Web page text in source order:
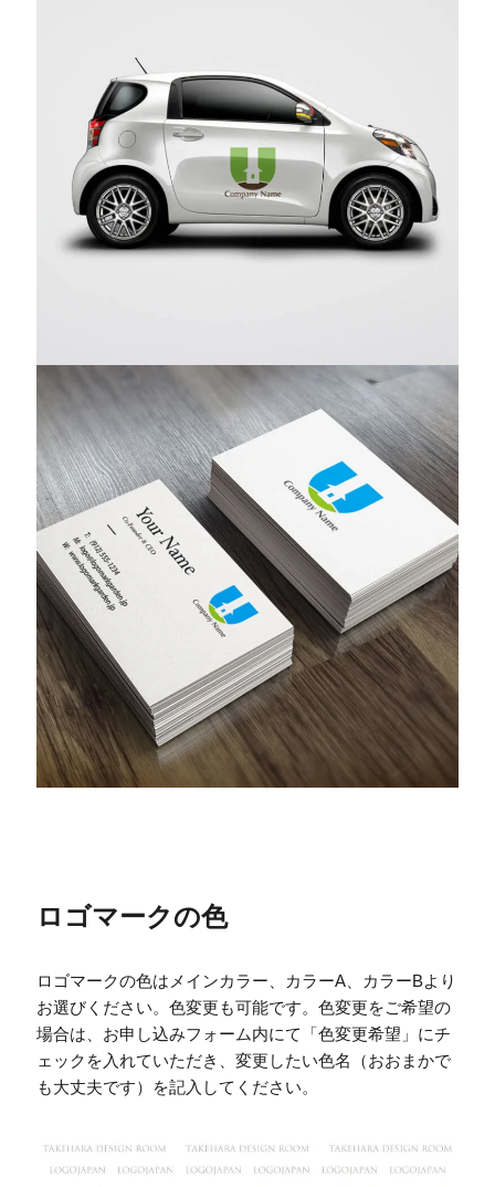
ロゴマークの色
ロゴマークの色はメインカラー、カラーA、カラーBより
お選びください。色変更も可能です。色変更をご希望の
場合は、お申し込みフォーム内にて「色変更希望」にチ
ェックを入れていただき、変更したい色名（おおまかで
も大丈夫です）を記入してください。